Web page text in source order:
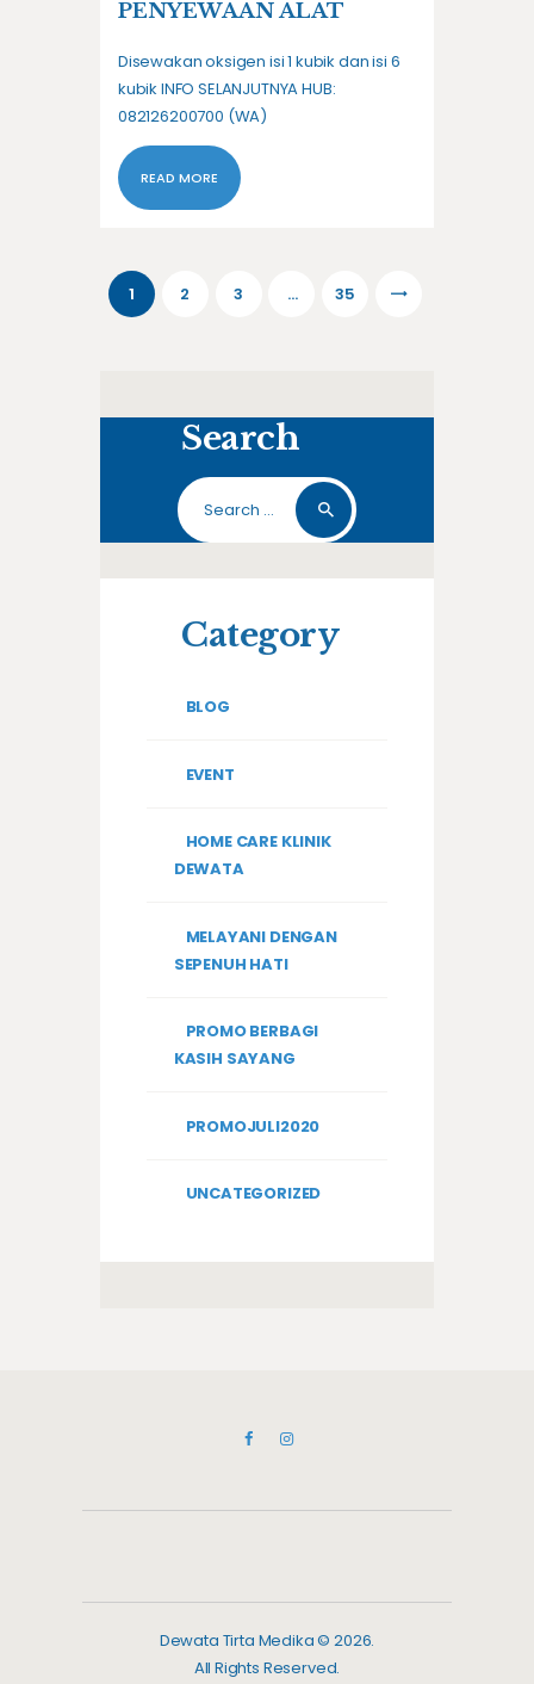
PENYEWAAN ALAT
Disewakan oksigen isi 1 kubik dan isi 6
kubik INFO SELANJUTNYA HUB:
082126200700 (WA)
READ MORE
Posts
navigation
PAGE
1 PAGE
2 PAGE
3 … PAGE
35
>
Search
Search
for:
Category
BLOG
EVENT
HOME CARE KLINIK
DEWATA
MELAYANI DENGAN
SEPENUH HATI
PROMO BERBAGI
KASIH SAYANG
PROMOJULI2020
UNCATEGORIZED
Dewata Tirta Medika © 2026.
All Rights Reserved.